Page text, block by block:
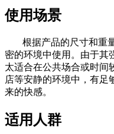
使用场景
根据产品的尺寸和重
密的环境中使用。由于其
太适合在公共场合或时间
店等安静的环境中，有足
来的快感。
适用人群